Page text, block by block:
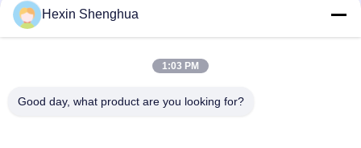
Contato rápido
Hexin Shenghua
1:03 PM
Good day, what product are you looking for?